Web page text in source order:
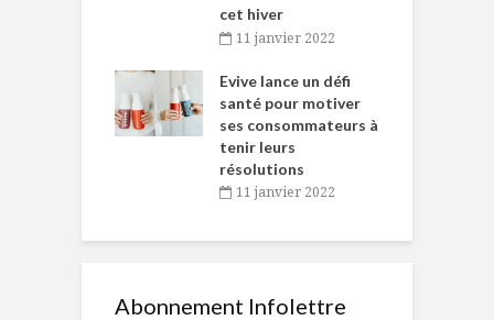
cet hiver
11 janvier 2022
Evive lance un défi
santé pour motiver
ses consommateurs à
tenir leurs
résolutions
11 janvier 2022
Abonnement Infolettre